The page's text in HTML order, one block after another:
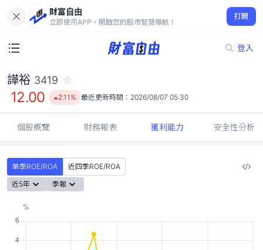
財富自由
立即使用APP，開啟您的股市智慧導航！
打開
登入
12.00
2.11%
譁裕 3419
12.00 2.11% 最近更新時間： 2026/08/07 05:30
個股概覽 財務報表 獲利能力 安全性分析
單季ROE/ROA
近四季ROE/ROA
近5年
季報